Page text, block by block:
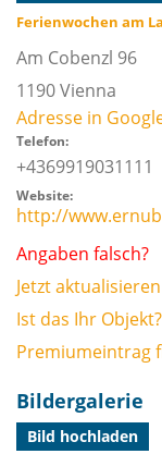
Ferienwochen am
Am Cobenzl 96
1190Vienna
Adresse in
Telefon:
+4369919031111
Website:
http://
Angaben falsch?
Jetzt aktualisieren
Ist das Ihr Objekt?
Premiumeintrag
Bildergalerie
Bild hochladen